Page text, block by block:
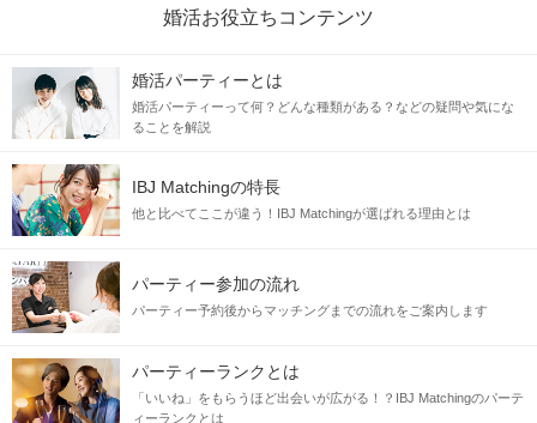
婚活お役立ちコンテンツ
婚活パーティーとは
婚活パーティーって何？どんな種類がある？などの疑問や気にな
ることを解説
IBJ Matchingの特長
他と比べてここが違う！IBJ Matchingが選ばれる理由とは
パーティー参加の流れ
パーティー予約後からマッチングまでの流れをご案内します
パーティーランクとは
「いいね」をもらうほど出会いが広がる！？IBJ Matchingのパーテ
ィーランクとは